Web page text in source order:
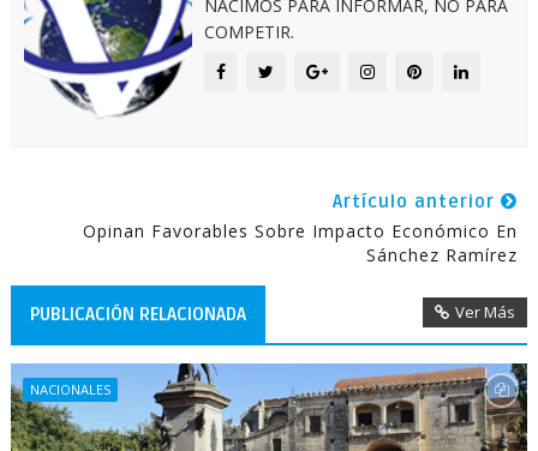
NACIMOS PARA INFORMAR, NO PARA
COMPETIR.
Artículo anterior
Opinan Favorables Sobre Impacto Económico En
Sánchez Ramírez
PUBLICACIÓN RELACIONADA Ver Más
NACIONALES